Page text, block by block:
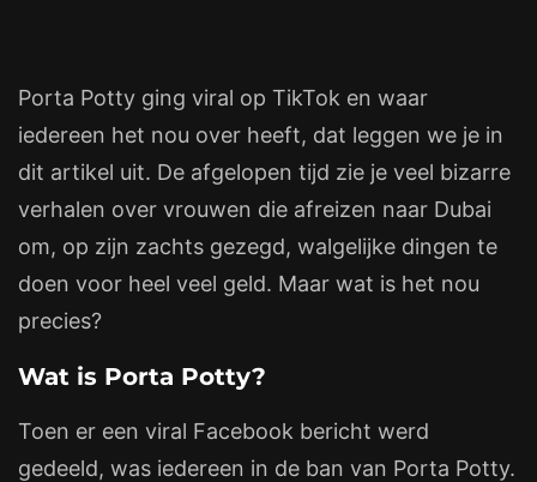
Porta Potty ging viral op TikTok en waar
iedereen het nou over heeft, dat leggen we je in
dit artikel uit. De afgelopen tijd zie je veel bizarre
verhalen over vrouwen die afreizen naar Dubai
om, op zijn zachts gezegd, walgelijke dingen te
doen voor heel veel geld. Maar wat is het nou
precies?
Wat is Porta Potty?
Toen er een viral Facebook bericht werd
gedeeld, was iedereen in de ban van Porta Potty.